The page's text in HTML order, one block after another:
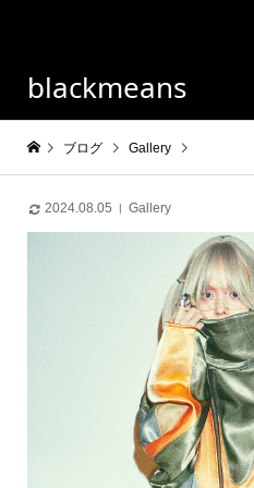
blackmeans
ブログ Gallery
2024.08.05 Gallery